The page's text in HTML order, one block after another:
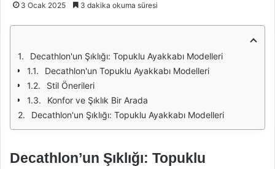
3 Ocak 2025 3 dakika okuma süresi
Decathlon'un Şıklığı: Topuklu Ayakkabı Modelleri
Decathlon'un Topuklu Ayakkabı Modelleri
Stil Önerileri
Konfor ve Şıklık Bir Arada
Decathlon'un Şıklığı: Topuklu Ayakkabı Modelleri
Decathlon’un Şıklığı: Topuklu